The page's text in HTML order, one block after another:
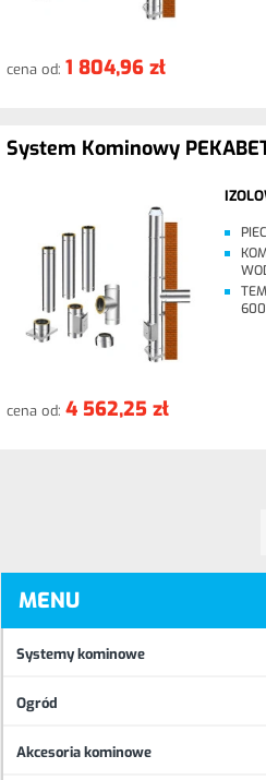
cena od: 1 804,96 zł
System Kominowy
cena od: 4 562,25 zł
MENU
Systemy kominowe
Ogród
Akcesoria kominowe